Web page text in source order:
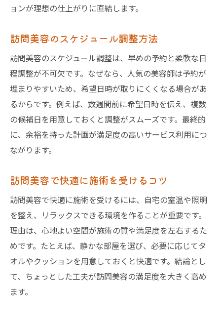
ョンが理想の仕上がりに直結します。
訪問美容のスケジュール調整方法
訪問美容のスケジュール調整は、早めの予約と柔軟な日
程調整が不可欠です。なぜなら、人気の美容師は予約が
埋まりやすいため、希望日時が取りにくくなる場合があ
るからです。例えば、数週間前に希望日時を伝え、複数
の候補日を用意しておくと調整がスムーズです。最終的
に、余裕を持った計画が満足度の高いサービス利用につ
ながります。
訪問美容で快適に施術を受けるコツ
訪問美容で快適に施術を受けるには、自宅の室温や照明
を整え、リラックスできる環境を作ることが重要です。
理由は、心地よい空間が施術の質や満足度を左右するた
めです。たとえば、静かな部屋を選び、必要に応じてタ
オルやクッションを用意しておくと快適です。結論とし
て、ちょっとした工夫が訪問美容の満足度を大きく高め
ます。